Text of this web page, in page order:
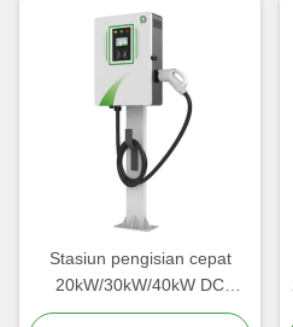
Stasiun pengisian cepat
20kW/30kW/40kW DC
dengan tingkat perlindungan